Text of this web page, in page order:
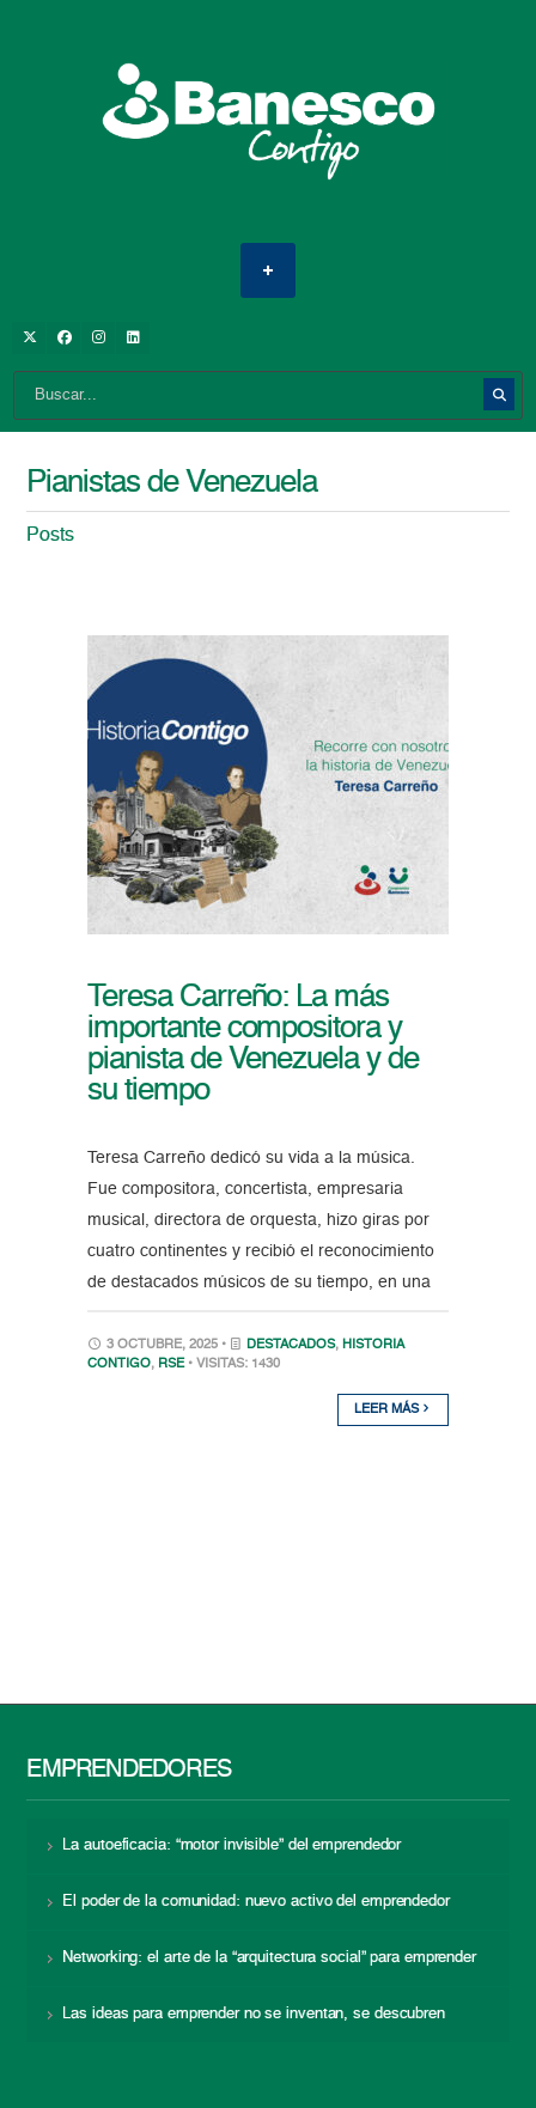
Pianistas de Venezuela
Posts
Teresa Carreño: La más
importante compositora y
pianista de Venezuela y de
su tiempo
Teresa Carreño dedicó su vida a la música.
Fue compositora, concertista, empresaria
musical, directora de orquesta, hizo giras por
cuatro continentes y recibió el reconocimiento
de destacados músicos de su tiempo, en una
3 OCTUBRE, 2025 • DESTACADOS, HISTORIA
CONTIGO, RSE • VISITAS: 1430
LEER MÁS
EMPRENDEDORES
La autoeficacia: “motor invisible” del emprendedor
El poder de la comunidad: nuevo activo del emprendedor
Networking: el arte de la “arquitectura social” para emprender
Las ideas para emprender no se inventan, se descubren